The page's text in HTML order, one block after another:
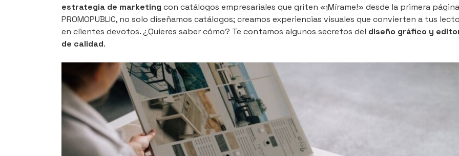
estrategia de marketing con catálogos empresariales que griten «¡Mírame!» desde la primera
PROMOPUBLIC, no solo diseñamos catálogos; creamos experiencias visuales que convierten a tus
en clientes devotos. ¿Quieres saber cómo? Te contamos algunos secretos del diseño gráfico y
de calidad.